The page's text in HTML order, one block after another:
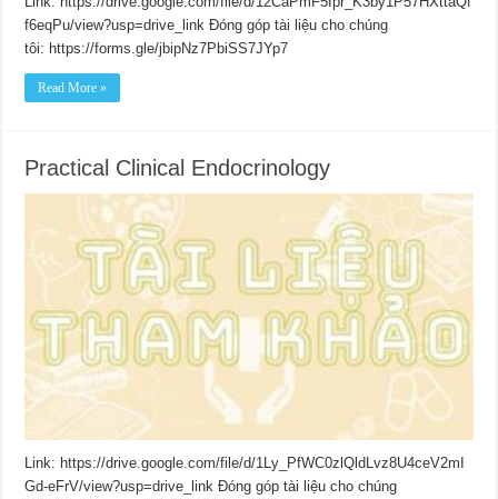
f6eqPu/view?usp=drive_link Đóng góp tài liệu cho chúng
tôi: https://forms.gle/jbipNz7PbiSS7JYp7
Read More »
Practical Clinical Endocrinology
Link: https://drive.google.com/file/d/1Ly_PfWC0zlQldLvz8U4ceV2mI
Gd-eFrV/view?usp=drive_link Đóng góp tài liệu cho chúng